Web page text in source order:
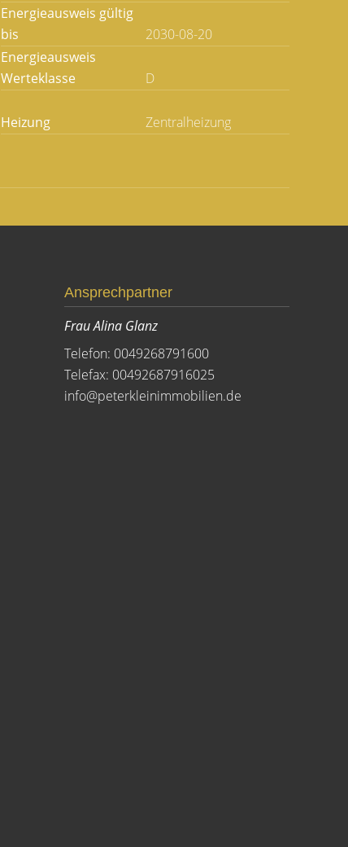
Energieausweis gültig
bis
2030-08-20
Energieausweis
Werteklasse
D
Heizung
Zentralheizung
Ansprechpartner
Frau Alina Glanz
Telefon: 0049268791600
Telefax: 00492687916025
info@peterkleinimmobilien.de